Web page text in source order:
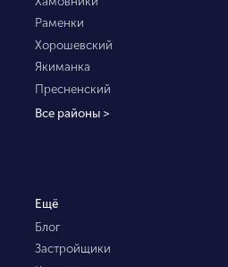
Раменки
Хорошевский
Якиманка
Пресненский
Все районы >
Ещё
Блог
Застройщики